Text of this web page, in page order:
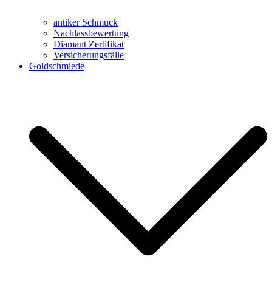
antiker Schmuck
Nachlassbewertung
Diamant Zertifikat
Versicherungsfälle
Goldschmiede